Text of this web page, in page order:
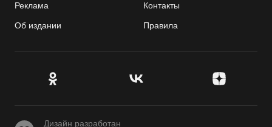
Реклама Контакты
Об издании Правила